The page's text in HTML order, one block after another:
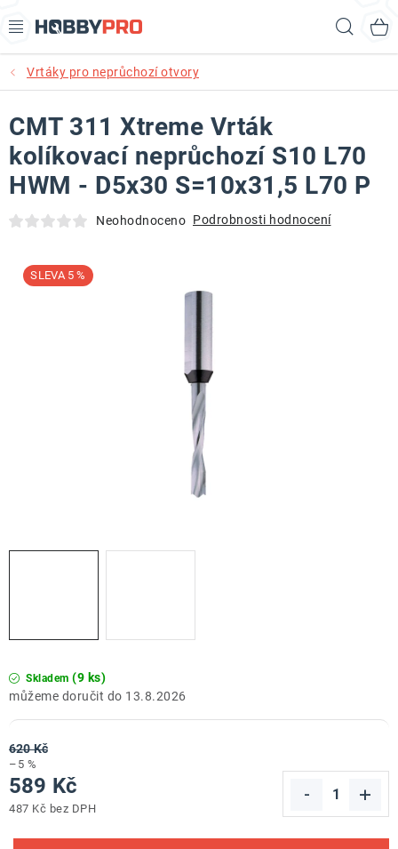
na
AKCE
PRODUKTY
PRODUKTY RECORD POWER
PRODUKTY BENET
Obchodní podmínky
Podmínky ochrany osobních údajů
Vrtáky pro neprůchozí otvory
Skladem (9 ks)
13.8.2026
620 Kč
–5 %
589 Kč
487 Kč bez DPH
CMT 311 Xtreme Vrták
kolíkovací neprůchozí S10 L70
HWM - D5x30 S=10x31,5 L70 P
Neohodnoceno Podrobnosti hodnocení
5 %